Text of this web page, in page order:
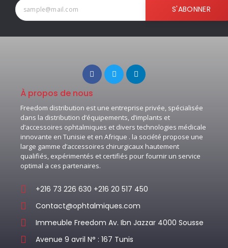
S'ABONNER
À propos de nous
Freedom distribution est une entreprise privée, spécialisée
dans la distribution d’équipements, d’implants et
d’accessoires ophtalmiques et divers technologies médicale
innovante en Tunisie et en Afrique . la société propose une
large gamme d’accessoires chirurgicaux hautement
qualifiés, expérimentés et certifiés pour fournir un service
optimal a ces partenaires.
+216 73 226 630 +216 20 517 450
Contact@ophtalmiques.com
Immeuble Freedom Av. Ibn Jazzar 4000 Sousse
Avenue 9 avril N° : 167 Tunis